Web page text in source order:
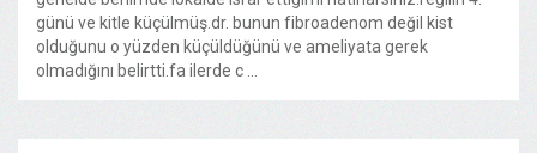
günü ve kitle küçülmüş.dr. bunun fibroadenom değil kist
olduğunu o yüzden küçüldüğünü ve ameliyata gerek
olmadığını belirtti.fa ilerde c ...